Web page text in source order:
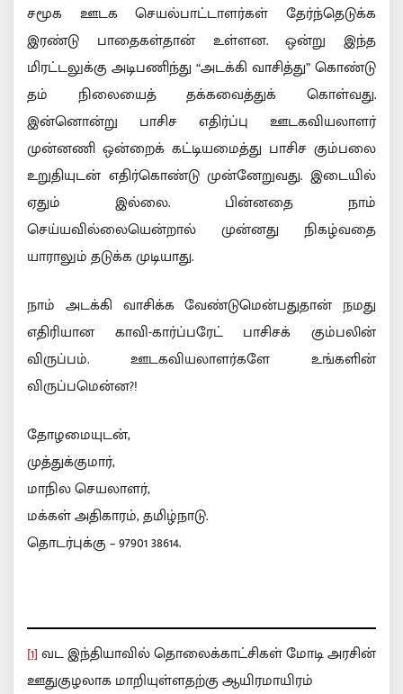
சமூக ஊடக செயல்பாட்டாளர்கள் தேர்ந்தெடுக்க
இரண்டு பாதைகள்தான் உள்ளன. ஒன்று இந்த
மிரட்டலுக்கு அடிபணிந்து “அடக்கி வாசித்து” கொண்டு
தம் நிலையைத் தக்கவைத்துக் கொள்வது.
இன்னொன்று பாசிச எதிர்ப்பு ஊடகவியலாளர்
முன்னணி ஒன்றைக் கட்டியமைத்து பாசிச கும்பலை
உறுதியுடன் எதிர்கொண்டு முன்னேறுவது. இடையில்
ஏதும் இல்லை. பின்னதை நாம்
செய்யவில்லையென்றால் முன்னது நிகழ்வதை
யாராலும் தடுக்க முடியாது.
நாம் அடக்கி வாசிக்க வேண்டுமென்பதுதான் நமது
எதிரியான காவி-கார்ப்பரேட் பாசிசக் கும்பலின்
விருப்பம். ஊடகவியலாளர்களே உங்களின்
விருப்பமென்ன?!
தோழமையுடன்,
முத்துக்குமார்,
மாநில செயலாளர்,
மக்கள் அதிகாரம், தமிழ்நாடு.
தொடர்புக்கு – 97901 38614.
[1]வட இந்தியாவில் தொலைக்காட்சிகள் மோடி அரசின்
ஊதுகுழலாக மாறியுள்ளதற்கு ஆயிரமாயிரம்